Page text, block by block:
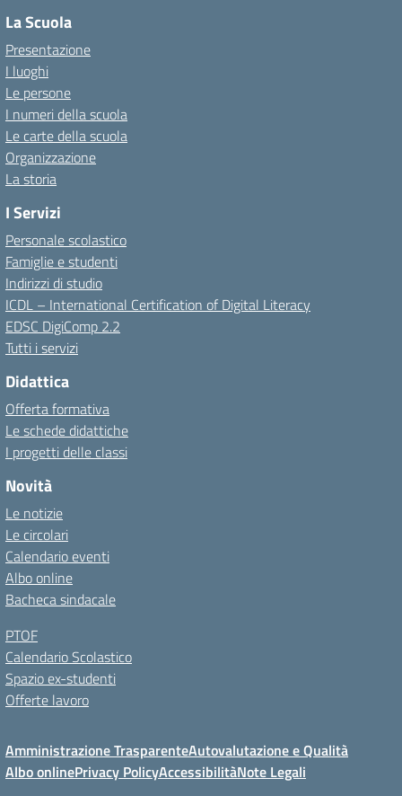
La Scuola
Presentazione
I luoghi
Le persone
I numeri della scuola
Le carte della scuola
Organizzazione
La storia
I Servizi
Personale scolastico
Famiglie e studenti
Indirizzi di studio
ICDL – International Certification of Digital Literacy
EDSC DigiComp 2.2
Tutti i servizi
Didattica
Offerta formativa
Le schede didattiche
I progetti delle classi
Novità
Le notizie
Le circolari
Calendario eventi
Albo online
Bacheca sindacale
PTOF
Calendario Scolastico
Spazio ex-studenti
Offerte lavoro
Amministrazione TrasparenteAutovalutazione e Qualità
Albo onlinePrivacy PolicyAccessibilitàNote Legali